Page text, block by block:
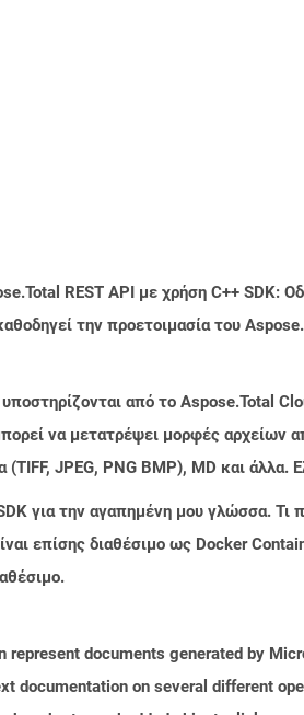
REST API με χρήση C++ SDK:
την προετοιμασία του
από το Aspose.Total
να μετατρέψει μορφές αρχείων
(TIFF, JPEG, PNG BMP), MD και
για την αγαπημένη μου γλώσσα. Τι
επίσης διαθέσιμο ως Docker
represent documents generated by
documentation on several different